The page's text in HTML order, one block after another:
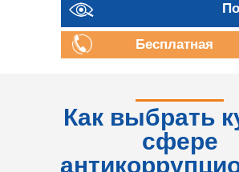
Бесплатная
Как выбрать
сфере